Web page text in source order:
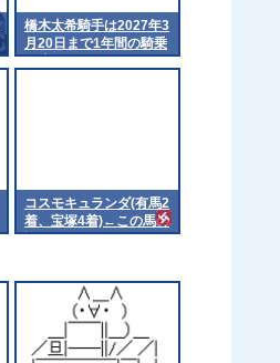
橋木太希騎手は2027年3
月20日まで1年間の騎乗
停止
コスモキュランダ(有馬2
着、宝塚4着)←この馬の
評価